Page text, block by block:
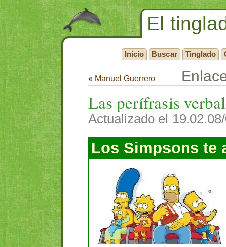
El
Inicio Buscar Tinglado
« Manuel Guerrero
Las perífrasis
Actualizado el
Los Simpsons te